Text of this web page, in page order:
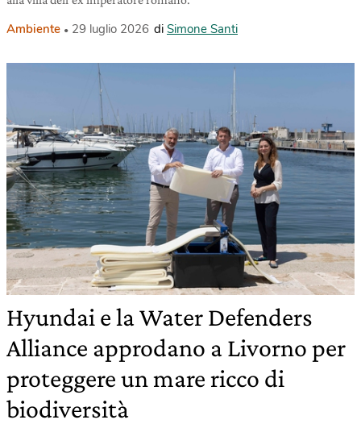
Ambiente 29 luglio 2026 di Simone Santi
Hyundai e la Water Defenders
Alliance approdano a Livorno per
proteggere un mare ricco di
biodiversità